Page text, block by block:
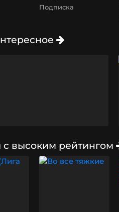
Подписка
высоким рейтингом